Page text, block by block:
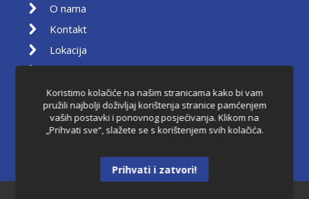
O nama
Kontakt
Lokacija
Košarica
Pravila privatnosti
Uvjeti korištenja
Raskid ugovora
Koristimo kolačiće na našim stranicama kako bi vam
pružili najbolji doživljaj korištenja stranice pamćenjem
vaših postavki i ponovnog posjećivanja. Klikom na
„Prihvati sve“, slažete se s korištenjem svih kolačića.
Prihvati i zatvori!